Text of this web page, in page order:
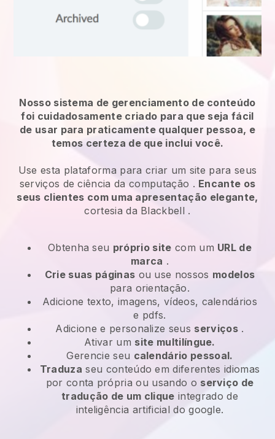
Nosso sistema de gerenciamento de conteúdo
foi cuidadosamente criado para que seja fácil
de usar para praticamente qualquer pessoa, e
temos certeza de que inclui você.
Use esta plataforma para criar um site para seus
serviços de ciência da computação . Encante os
seus clientes com uma apresentação elegante,
cortesia da Blackbell .
Obtenha seu próprio site com um URL de
marca .
Crie suas páginas ou use nossos modelos
para orientação.
Adicione texto, imagens, vídeos, calendários
e pdfs.
Adicione e personalize seus serviços.
Ativar um site multilíngue.
Gerencie seu calendário pessoal.
Traduza seu conteúdo em diferentes idiomas
por conta própria ou usando o serviço de
tradução de um clique integrado de
inteligência artificial do google.